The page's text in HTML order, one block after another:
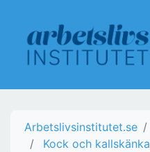
Arbetslivsinstitutet.se
Kock och kallskänka